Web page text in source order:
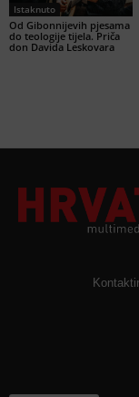
Istaknuto
Od Gibonnijevih pjesama
do teologije tijela. Priča
don Davida Leskovara